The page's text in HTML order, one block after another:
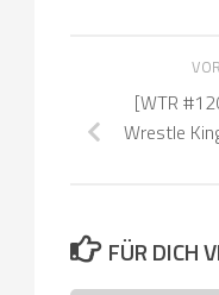
[WTR
Wrestle
FÜR DICH